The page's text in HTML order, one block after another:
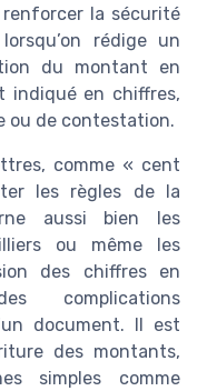
la sécurité
rédige un
du montant en
indiqué en chiffres,
ou de contestation.
comme « cent
les règles de la
aussi bien les
ou même les
des chiffres en
complications
document. Il est
des montants,
simples comme